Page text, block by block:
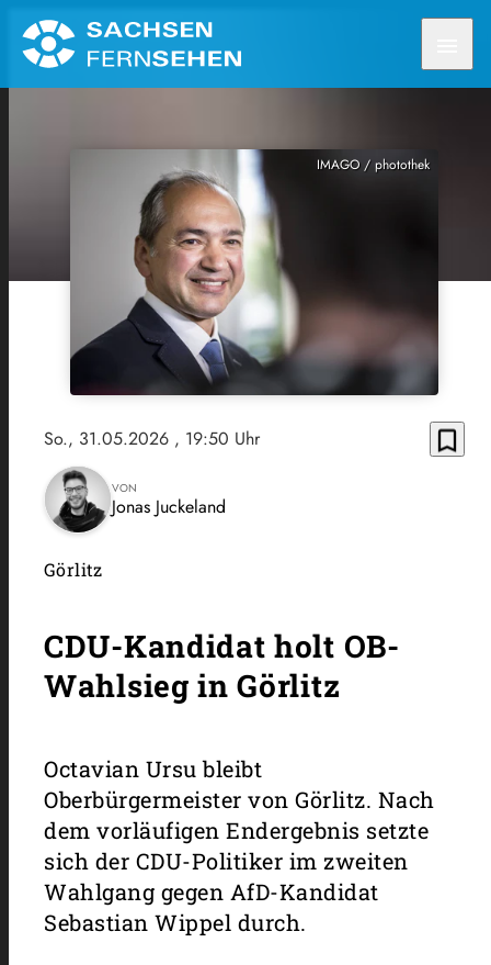
IMAGO / photothek
So., 31.05.2026 , 19:50 Uhr bookmark_border
VON
Jonas Juckeland
Görlitz
CDU-Kandidat holt OB-
Wahlsieg in Görlitz
Octavian Ursu bleibt
Oberbürgermeister von Görlitz. Nach
dem vorläufigen Endergebnis setzte
sich der CDU-Politiker im zweiten
Wahlgang gegen AfD-Kandidat
Sebastian Wippel durch.